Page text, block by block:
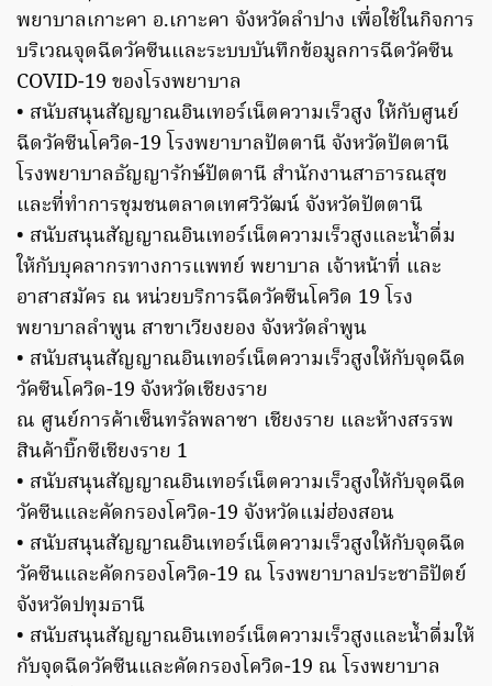
พยาบาลเกาะคา อ.เกาะคา จังหวัดลำปาง เพื่อใช้ในกิจการ
บริเวณจุดฉีดวัคซีนและระบบบันทึกข้อมูลการฉีดวัคซีน
COVID-19 ของโรงพยาบาล
• สนับสนุนสัญญาณอินเทอร์เน็ตความเร็วสูง ให้กับศูนย์
ฉีดวัคซีนโควิด-19 โรงพยาบาลปัตตานี จังหวัดปัตตานี
โรงพยาบาลธัญญารักษ์ปัตตานี สำนักงานสาธารณสุข
และที่ทำการชุมชนตลาดเทศวิวัฒน์ จังหวัดปัตตานี
• สนับสนุนสัญญาณอินเทอร์เน็ตความเร็วสูงและน้ำดื่ม
ให้กับบุคลากรทางการแพทย์ พยาบาล เจ้าหน้าที่ และ
อาสาสมัคร ณ หน่วยบริการฉีดวัคซีนโควิด 19 โรง
พยาบาลลำพูน สาขาเวียงยอง จังหวัดลำพูน
• สนับสนุนสัญญาณอินเทอร์เน็ตความเร็วสูงให้กับจุดฉีด
วัคซีนโควิด-19 จังหวัดเชียงราย
ณ ศูนย์การค้าเซ็นทรัลพลาซา เชียงราย และห้างสรรพ
สินค้าบิ๊กซีเชียงราย 1
• สนับสนุนสัญญาณอินเทอร์เน็ตความเร็วสูงให้กับจุดฉีด
วัคซีนและคัดกรองโควิด-19 จังหวัดแม่ฮ่องสอน
• สนับสนุนสัญญาณอินเทอร์เน็ตความเร็วสูงให้กับจุดฉีด
วัคซีนและคัดกรองโควิด-19 ณ โรงพยาบาลประชาธิปัตย์
จังหวัดปทุมธานี
• สนับสนุนสัญญาณอินเทอร์เน็ตความเร็วสูงและน้ำดื่มให้
กับจุดฉีดวัคซีนและคัดกรองโควิด-19 ณ โรงพยาบาล